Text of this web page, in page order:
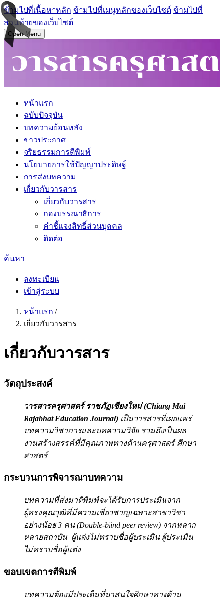
ข้ามไปที่เนื้อหาหลัก ข้ามไปที่เมนูหลักของเว็บไซต์ ข้ามไปที่
ส่วนท้ายของเว็บไซต์
Open Menu
หน้าแรก
ฉบับปัจจุบัน
บทความย้อนหลัง
ข่าวประกาศ
จริยธรรมการตีพิมพ์
นโยบายการใช้ปัญญาประดิษฐ์
การส่งบทความ
เกี่ยวกับวารสาร
เกี่ยวกับวารสาร
กองบรรณาธิการ
คำชี้แจงสิทธิ์ส่วนบุคคล
ติดต่อ
ค้นหา
ลงทะเบียน
เข้าสู่ระบบ
หน้าแรก /
เกี่ยวกับวารสาร
เกี่ยวกับวารสาร
วัตถุประสงค์
วารสารครุศาสตร์ ราชภัฏเชียงใหม่ (Chiang Mai
Rajabhat Education Journal) เป็นวารสารที่เผยแพร่
บทความวิชาการและบทความวิจัย รวมถึงเป็นผล
งานสร้างสรรค์ที่มีคุณภาพทางด้านครุศาสตร์ ศึกษา
ศาสตร์
กระบวนการพิจารณาบทความ
บทความที่ส่งมาตีพิมพ์จะได้รับการประเมินจาก
ผู้ทรงคุณวุฒิที่มีความเชี่ยวชาญเฉพาะสาขาวิชา
อย่างน้อย3 คน (Double-blind peer review) จากหลาก
หลายสถาบัน ผู้แต่งไม่ทราบชื่อผู้ประเมิน ผู้ประเมิน
ไม่ทราบชื่อผู้แต่ง
ขอบเขตการตีพิมพ์
บทความต้องมีประเด็นที่น่าสนใจศึกษาทางด้าน